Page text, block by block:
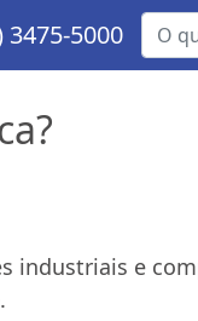
3475-5000
industriais e